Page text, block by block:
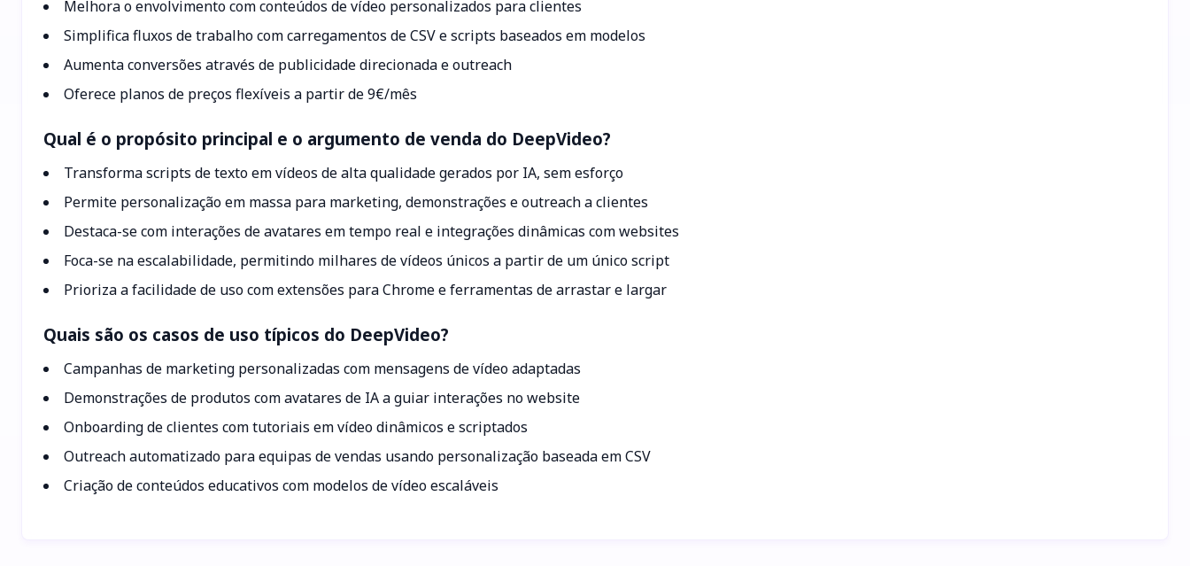
Melhora o envolvimento com conteúdos de vídeo personalizados para clientes
Simplifica fluxos de trabalho com carregamentos de CSV e scripts baseados em modelos
Aumenta conversões através de publicidade direcionada e outreach
Oferece planos de preços flexíveis a partir de 9€/mês
Qual é o propósito principal e o argumento de venda do DeepVideo?
Transforma scripts de texto em vídeos de alta qualidade gerados por IA, sem esforço
Permite personalização em massa para marketing, demonstrações e outreach a clientes
Destaca-se com interações de avatares em tempo real e integrações dinâmicas com websites
Foca-se na escalabilidade, permitindo milhares de vídeos únicos a partir de um único script
Prioriza a facilidade de uso com extensões para Chrome e ferramentas de arrastar e largar
Quais são os casos de uso típicos do DeepVideo?
Campanhas de marketing personalizadas com mensagens de vídeo adaptadas
Demonstrações de produtos com avatares de IA a guiar interações no website
Onboarding de clientes com tutoriais em vídeo dinâmicos e scriptados
Outreach automatizado para equipas de vendas usando personalização baseada em CSV
Criação de conteúdos educativos com modelos de vídeo escaláveis